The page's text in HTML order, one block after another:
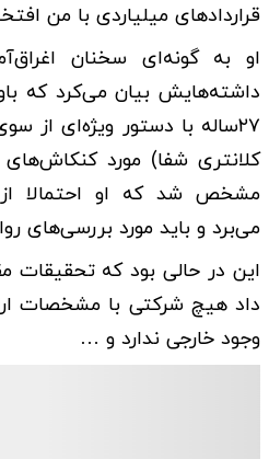
قراردادهای میلیاردی با من
او به گونه‌ای سخنان
داشته‌هایش بیان می‌کرد که
۲۷ساله با دستور ویژه‌ای از
کلانتری شفا) مورد
مشخص شد که او احتمالا از
می‌برد و باید مورد بررسی‌های
این در حالی بود که تحقیقات
داد هیچ شرکتی با مشخصات
وجود خارجی ندارد و …